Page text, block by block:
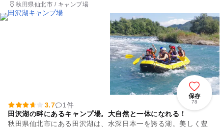
秋田県仙北市 / キャンプ場
保存
78
3.7
1件
田沢湖の畔にあるキャンプ場。大自然と一体になれる！
秋田県仙北市にある田沢湖は、水深日本一を誇る湖。美しく豊